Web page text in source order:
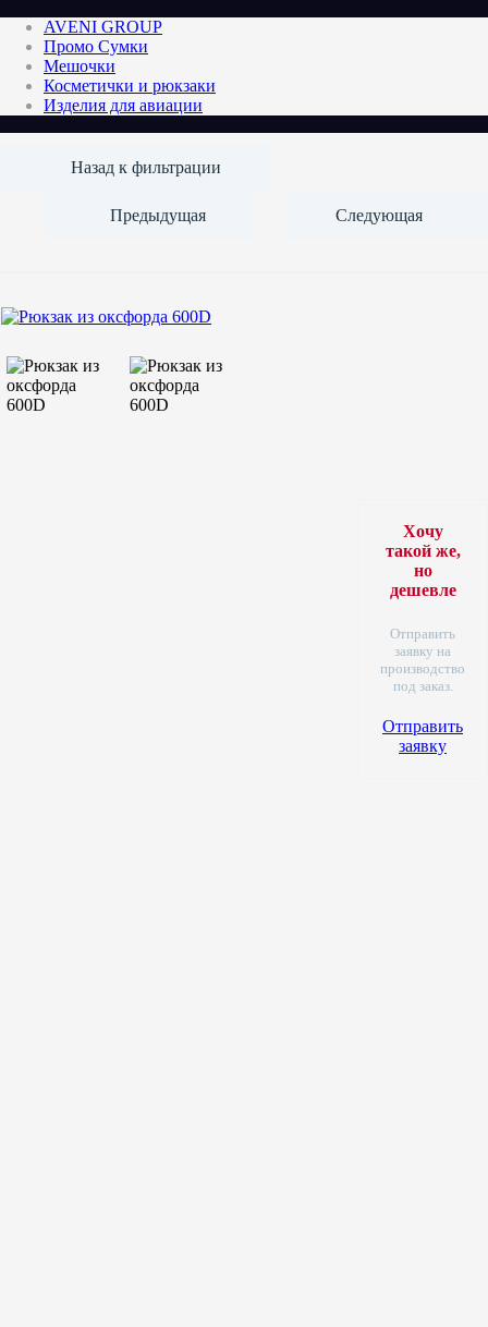
AVENI GROUP
Промо Сумки
Мешочки
Косметички и рюкзаки
Изделия для авиации
Назад к фильтрации
Предыдущая Следующая
Хочу
такой же,
но
дешевле
Отправить
заявку на
производство
под заказ.
Отправить
заявку